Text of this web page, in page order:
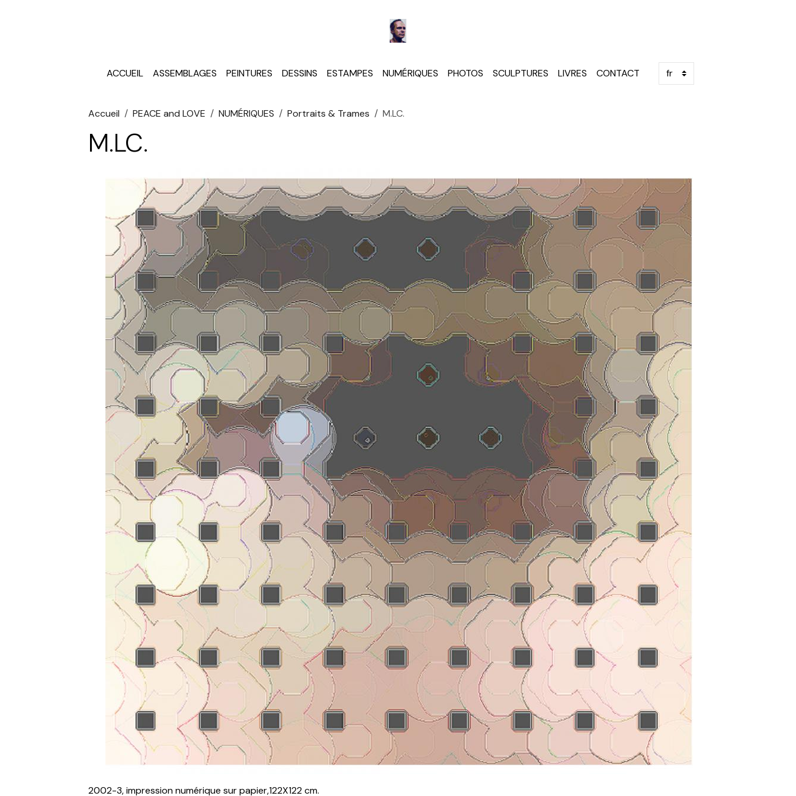
ACCUEIL ASSEMBLAGES PEINTURES DESSINS ESTAMPES NUMÉRIQUES PHOTOS SCULPTURES LIVRES CONTACT
Accueil PEACE and LOVE NUMÉRIQUES Portraits & Trames M.LC.
M.LC.
2002-3, impression numérique sur papier,122X122 cm.